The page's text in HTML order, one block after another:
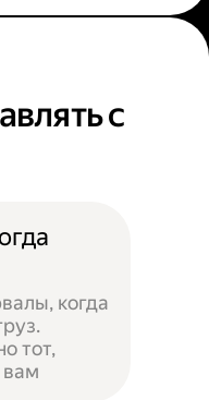
с
когда
тот,
вам